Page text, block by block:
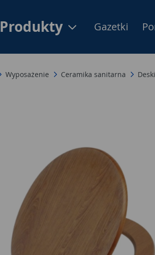
Produkty Gazetki
Wyposażenie Ceramika sanitarna